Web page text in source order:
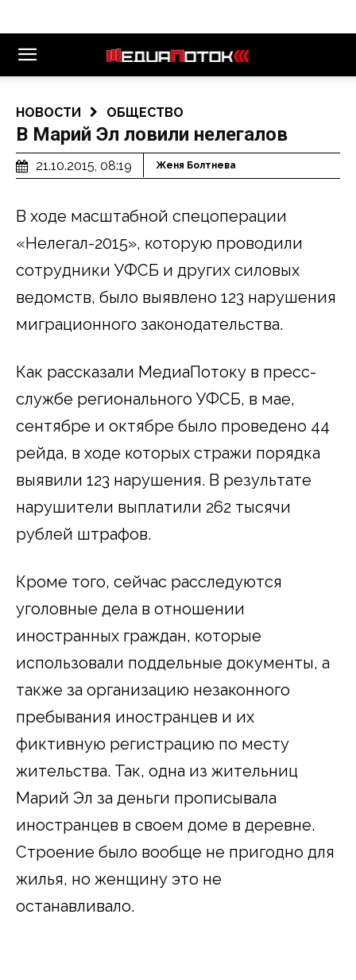
НОВОСТИ ОБЩЕСТВО
В Марий Эл ловили нелегалов
21.10.2015, 08:19 Женя Болтнева
В ходе масштабной спецоперации
«Нелегал-2015», которую проводили
сотрудники УФСБ и других силовых
ведомств, было выявлено 123 нарушения
миграционного законодательства.
Как рассказали МедиаПотоку в пресс-
службе регионального УФСБ, в мае,
сентябре и октябре было проведено 44
рейда, в ходе которых стражи порядка
выявили 123 нарушения. В результате
нарушители выплатили 262 тысячи
рублей штрафов.
Кроме того, сейчас расследуются
уголовные дела в отношении
иностранных граждан, которые
использовали поддельные документы, а
также за организацию незаконного
пребывания иностранцев и их
фиктивную регистрацию по месту
жительства. Так, одна из жительниц
Марий Эл за деньги прописывала
иностранцев в своем доме в деревне.
Строение было вообще не пригодно для
жилья, но женщину это не
останавливало.